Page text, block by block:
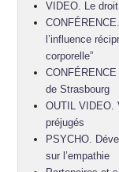
VIDEO. Le
l’influence
corporelle”
de Strasbourg
OUTIL VIDEO.
préjugés
PSYCHO.
sur l’empathie